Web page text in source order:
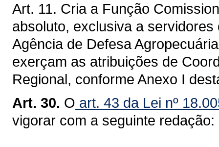
Art. 11. Cria a Função
absoluto, exclusiva a
Agência de Defesa
exerçam as atribuições de
Regional, conforme Anexo I
Art. 30. O art. 43 da Lei nº
vigorar com a seguinte redação: